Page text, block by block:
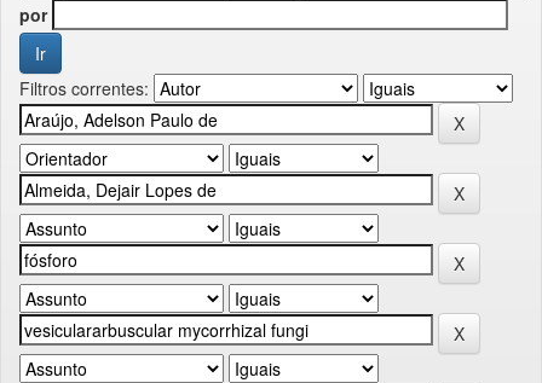
por
Filtros correntes: